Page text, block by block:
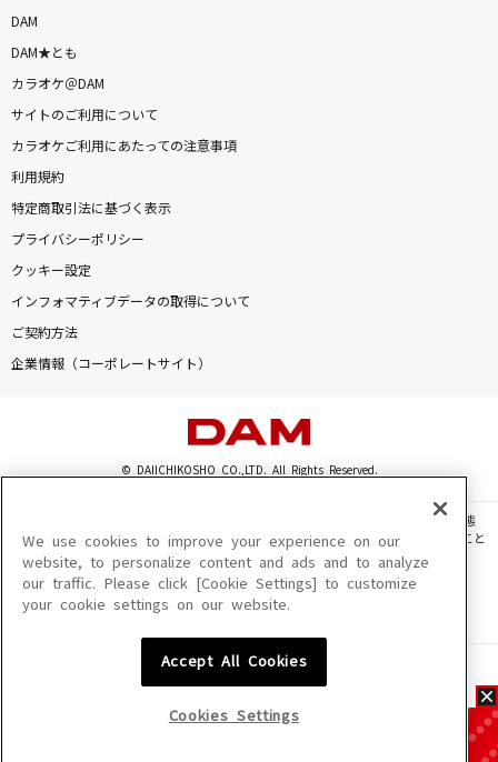
DAM
DAM★とも
カラオケ＠DAM
サイトのご利用について
カラオケご利用にあたっての注意事項
利用規約
特定商取引法に基づく表示
プライバシーポリシー
クッキー設定
インフォマティブデータの取得について
ご契約方法
企業情報（コーポレートサイト）
© DAIICHIKOSHO CO.,LTD. All Rights Reserved.
このサイトに掲載されている一切の文章・画像・写真・動画・音声等を、手段や形態
を問わず、著作権法の定める範囲を超えて無断で複製、転載、ファイル化などすること
を禁じます。
楽曲及びコンテンツは、機種によりご利用いただけない場合があります。
楽曲及びコンテンツの配信日、配信内容が変更になる場合があります。
We use cookies to improve your experience on our
website, to personalize content and ads and to analyze
our traffic. Please click [Cookie Settings] to customize
your cookie settings on our website.
Accept All Cookies
Cookies Settings